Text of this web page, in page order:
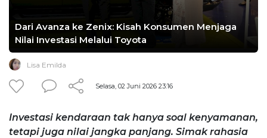
Dari Avanza ke Zenix: Kisah Konsumen Menjaga
Nilai Investasi Melalui Toyota
Lisa Emilda
Selasa, 02 Juni 2026 23:16
Investasi kendaraan tak hanya soal kenyamanan,
tetapi juga nilai jangka panjang. Simak rahasia